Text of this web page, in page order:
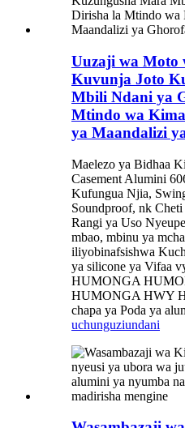
Uuzaji wa Moto
Kuvunja Joto
Mbili Ndani ya
Mtindo wa
ya Maandalizi
Maelezo ya Bidhaa
Casement Alumini
Kufungua Njia,
Soundproof, nk
Rangi ya Uso
mbao, mbinu ya
iliyobinafsishwa
ya silicone ya Vifaa
HUMONGA
HUMONGA HWY
chapa ya Poda ya
uchunguziundani